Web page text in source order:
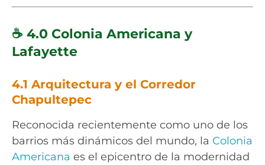
☕ 4.0 Colonia Americana y
Lafayette
4.1 Arquitectura y el Corredor
Chapultepec
Reconocida recientemente como uno de los
barrios más dinámicos del mundo, la Colonia
Americana es el epicentro de la modernidad